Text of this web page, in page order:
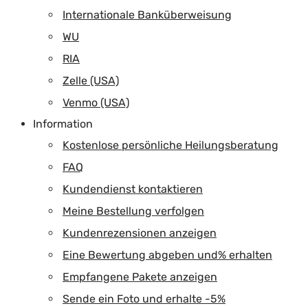
Internationale Banküberweisung
WU
RIA
Zelle (USA)
Venmo (USA)
Information
Kostenlose persönliche Heilungsberatung
FAQ
Kundendienst kontaktieren
Meine Bestellung verfolgen
Kundenrezensionen anzeigen
Eine Bewertung abgeben und% erhalten
Empfangene Pakete anzeigen
Sende ein Foto und erhalte -5%